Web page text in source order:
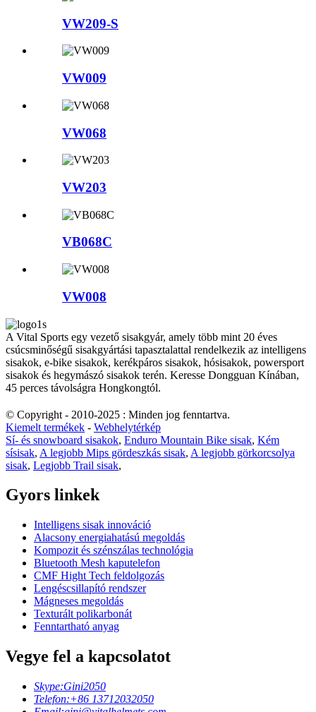
VW209-S
VW009
VW068
VW203
VB068C
VW008
A Vital Sports egy vezető sisakgyár, amely több mint 20 éves
csúcsminőségű sisakgyártási tapasztalattal rendelkezik az intelligens
sisakok, e-bike sisakok, kerékpáros sisakok, hósisakok, powersport
sisakok és hegymászó sisakok terén. Keresse Dongguan Kínában,
45 perces távolságra Hongkongtól.
© Copyright - 2010-2025 : Minden jog fenntartva.
Kiemelt termékek - Webhelytérkép
Sí- és snowboard sisakok, Enduro Mountain Bike sisak, Kém
sísisak, A legjobb Mips gördeszkás sisak, A legjobb görkorcsolya
sisak, Legjobb Trail sisak,
Gyors linkek
Intelligens sisak innováció
Alacsony energiahatású megoldás
Kompozit és szénszálas technológia
Bluetooth Mesh kaputelefon
CMF Hight Tech feldolgozás
Lengéscsillapító rendszer
Mágneses megoldás
Texturált polikarbonát
Fenntartható anyag
Vegye fel a kapcsolatot
Skype:Gini2050
Telefon:+86 13712032050